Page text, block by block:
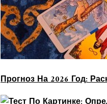
Прогноз На 2026 Год: